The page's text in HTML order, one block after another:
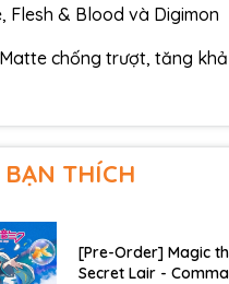
Flesh & Blood và Digimon
chống trượt, tăng
BẠN THÍCH
[Pre-Order] Magic
Secret Lair -